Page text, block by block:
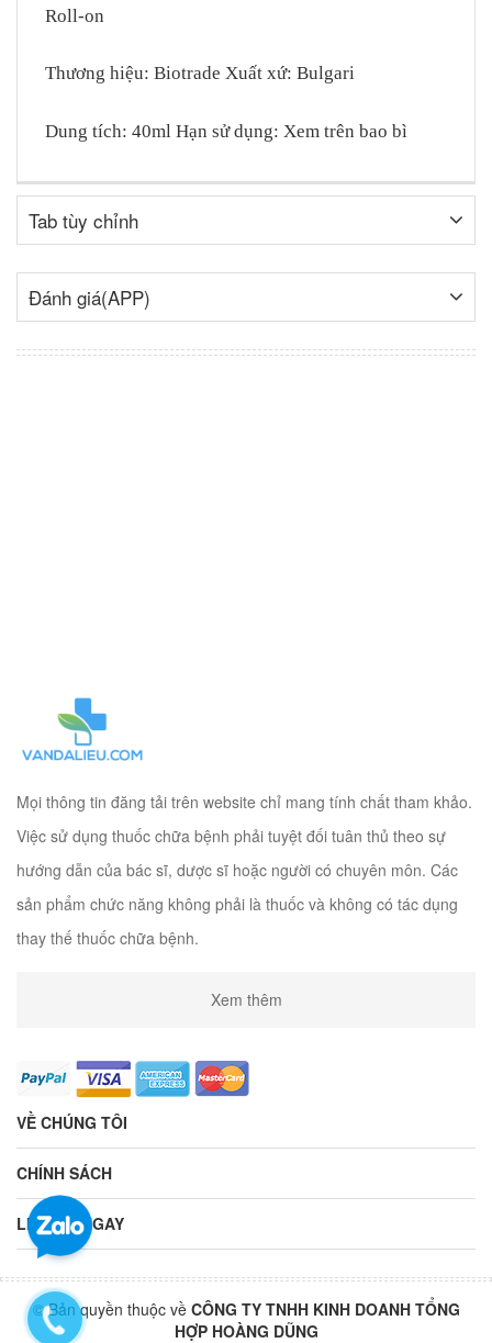
Roll-on
Thương hiệu: Biotrade Xuất xứ: Bulgari
Dung tích: 40ml Hạn sử dụng: Xem trên bao bì
Tab tùy chỉnh
Đánh giá(APP)
Mọi thông tin đăng tải trên website chỉ mang tính chất tham khảo.
Việc sử dụng thuốc chữa bệnh phải tuyệt đối tuân thủ theo sự
hướng dẫn của bác sĩ, dược sĩ hoặc người có chuyên môn. Các
sản phẩm chức năng không phải là thuốc và không có tác dụng
thay thế thuốc chữa bệnh.
Xem thêm
VỀ CHÚNG TÔI
CHÍNH SÁCH
LIÊN HỆ NGAY
© Bản quyền thuộc về CÔNG TY TNHH KINH DOANH TỔNG
HỢP HOÀNG DŨNG